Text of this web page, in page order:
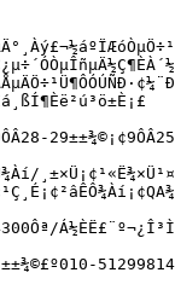
±±¾©£º010-